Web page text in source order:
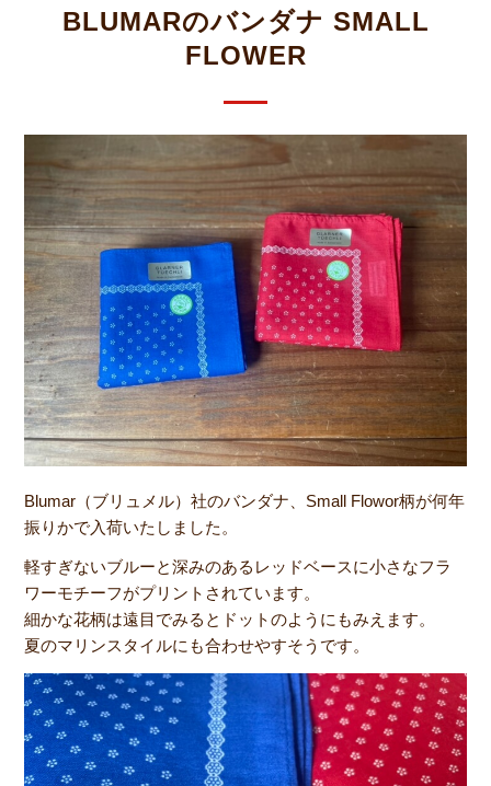
BLUMARのバンダナ SMALL
FLOWER
Blumar（ブリュメル）社のバンダナ、Small Flowor柄が何年
振りかで入荷いたしました。
軽すぎないブルーと深みのあるレッドベースに小さなフラ
ワーモチーフがプリントされています。
細かな花柄は遠目でみるとドットのようにもみえます。
夏のマリンスタイルにも合わせやすそうです。